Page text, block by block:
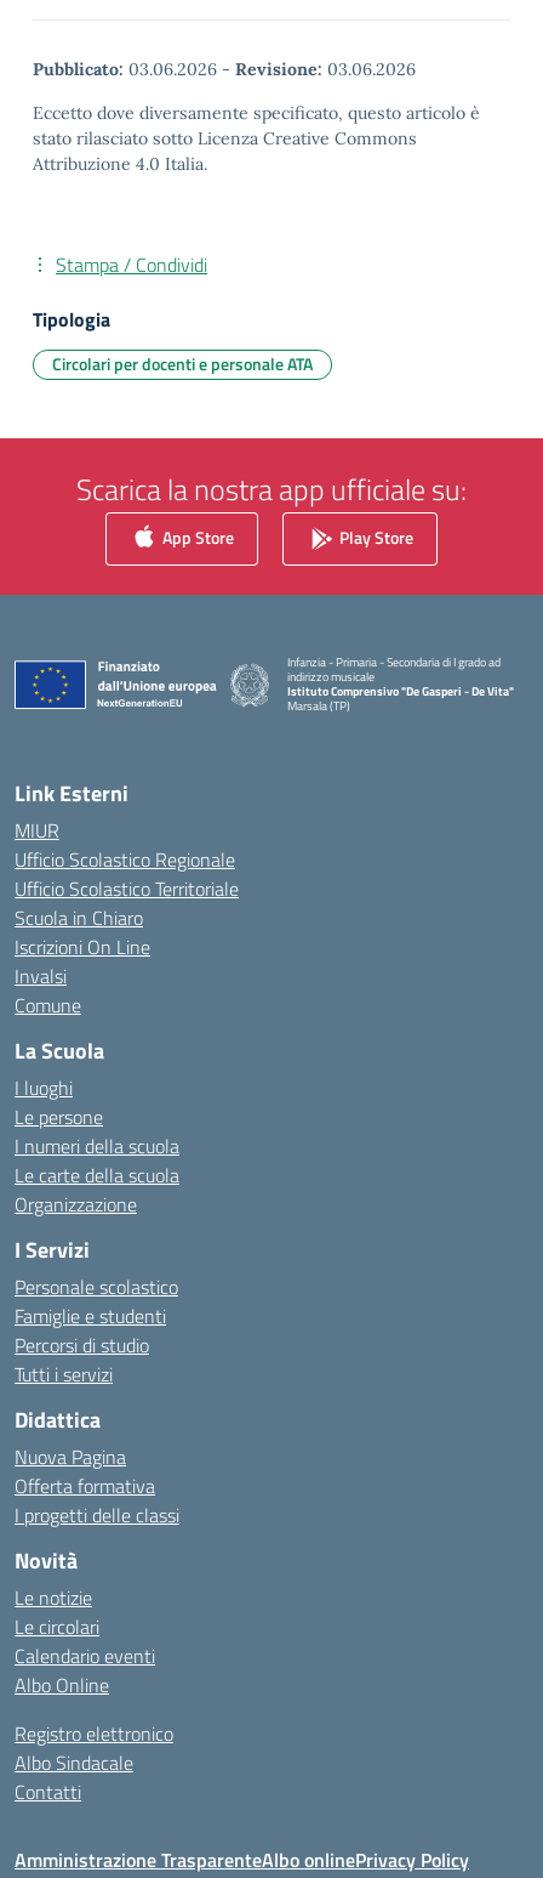
Pubblicato: 03.06.2026 - Revisione: 03.06.2026
Eccetto dove diversamente specificato, questo articolo è
stato rilasciato sotto Licenza Creative Commons
Attribuzione 4.0 Italia.
Stampa / Condividi
Tipologia
Circolari per docenti e personale ATA
Scarica la nostra app ufficiale su:
App Store Play Store
Infanzia - Primaria - Secondaria di I grado ad
indirizzo musicale
Istituto Comprensivo "De Gasperi - De Vita"
Marsala (TP)
Link Esterni
MIUR
Ufficio Scolastico Regionale
Ufficio Scolastico Territoriale
Scuola in Chiaro
Iscrizioni On Line
Invalsi
Comune
La Scuola
I luoghi
Le persone
I numeri della scuola
Le carte della scuola
Organizzazione
I Servizi
Personale scolastico
Famiglie e studenti
Percorsi di studio
Tutti i servizi
Didattica
Nuova Pagina
Offerta formativa
I progetti delle classi
Novità
Le notizie
Le circolari
Calendario eventi
Albo Online
Registro elettronico
Albo Sindacale
Contatti
Amministrazione TrasparenteAlbo onlinePrivacy Policy